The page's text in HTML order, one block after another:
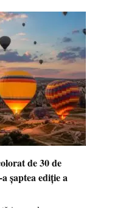
de 30 de
șaptea ediție a